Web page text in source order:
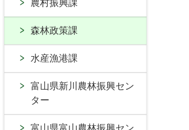
農村振興課
森林政策課
水産漁港課
富山県新川農林振興セン
ター
富山県富山農林振興セン